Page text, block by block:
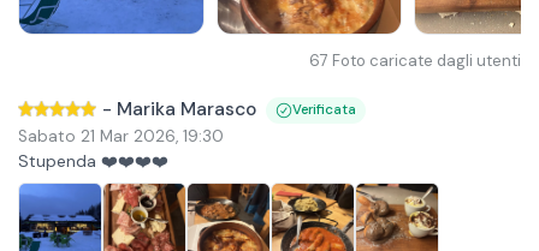
67 Foto caricate dagli utenti
- Marika Marasco Verificata
Sabato 21 Mar 2026, 19:30
Stupenda ❤️❤️❤️❤️